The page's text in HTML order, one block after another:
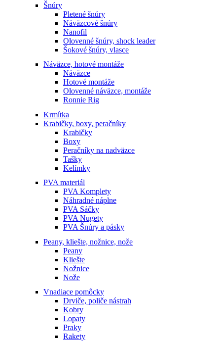
Šnúry
Pletené šnúry
Náväzcové šnúry
Nanofil
Olovenné šnúry, shock leader
Šokové šnúry, vlasce
Náväzce, hotové montáže
Náväzce
Hotové montáže
Olovenné náväzce, montáže
Ronnie Rig
Krmítka
Krabičky, boxy, peračníky
Krabičky
Boxy
Peračníky na nadväzce
Tašky
Kelímky
PVA materiál
PVA Komplety
Náhradné náplne
PVA Sáčky
PVA Nugety
PVA Šnúry a pásky
Peany, kliešte, nožnice, nože
Peany
Kliešte
Nožnice
Nože
Vnadiace pomôcky
Drviče, poliče nástrah
Kobry
Lopaty
Praky
Rakety